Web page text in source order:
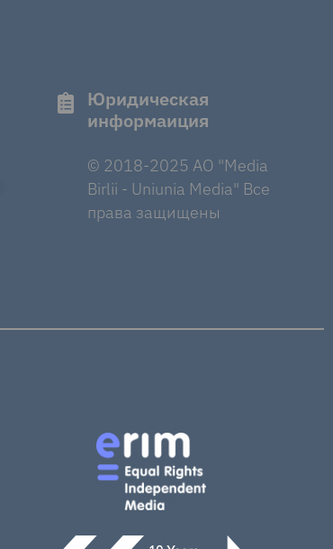
Юридическая
информаиция
© 2018-2025 AO "Media
Birlii - Uniunia Media" Все
права защищены